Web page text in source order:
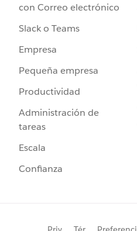
con Correo electrónico
Slack o Teams
Empresa
Pequeña empresa
Productividad
Administración de
tareas
Escala
Confianza